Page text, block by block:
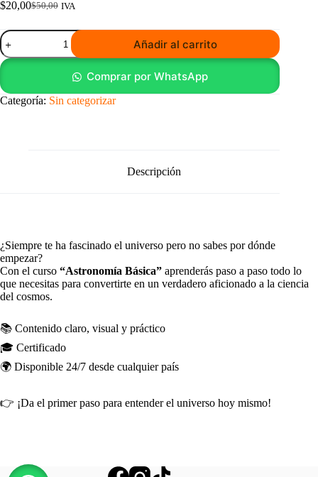
$50,00
El
$50,00.
$20,00El
$20,00.
IVA
Astronomía
Básica
cantidad
Añadir al carrito
Comprar por WhatsApp
Categoría: Sin categorizar
Descripción
¿Siempre te ha fascinado el universo pero no sabes por dónde
empezar?
Con el curso “Astronomía Básica” aprenderás paso a paso todo lo
que necesitas para convertirte en un verdadero aficionado a la ciencia
del cosmos.
📚 Contenido claro, visual y práctico
🎓 Certificado
🌍 Disponible 24/7 desde cualquier país
👉 ¡Da el primer paso para entender el universo hoy mismo!